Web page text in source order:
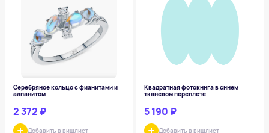
Серебряное кольцо с фианитами и
алпанитом
2 372 ₽
Добавить в вишлист
Квадратная фотокнига в синем
тканевом переплете
5 190 ₽
Добавить в вишлист